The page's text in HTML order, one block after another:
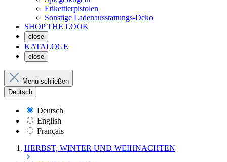
Etikettierpistolen
Sonstige Ladenausstattungs-Deko
SHOP THE LOOK
close
KATALOGE
close
Menü schließen
Deutsch
Deutsch
English
Français
HERBST, WINTER UND WEIHNACHTEN